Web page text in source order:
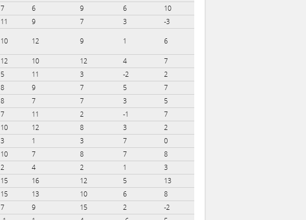
7 6 9 6
10
11 9 7 3
-3
10 12 9 1 6
12 10 12 4
7
5 11 3 -2
2
8 9 7 5
7
8 7 7 3
5
7 11 2 -1
7
10 12 8 3
2
3 1 3 7
0
10 7 8 7
8
2 4 2 1
3
15 16 12 5
13
15 13 10 6
8
7 9 15 2
-2